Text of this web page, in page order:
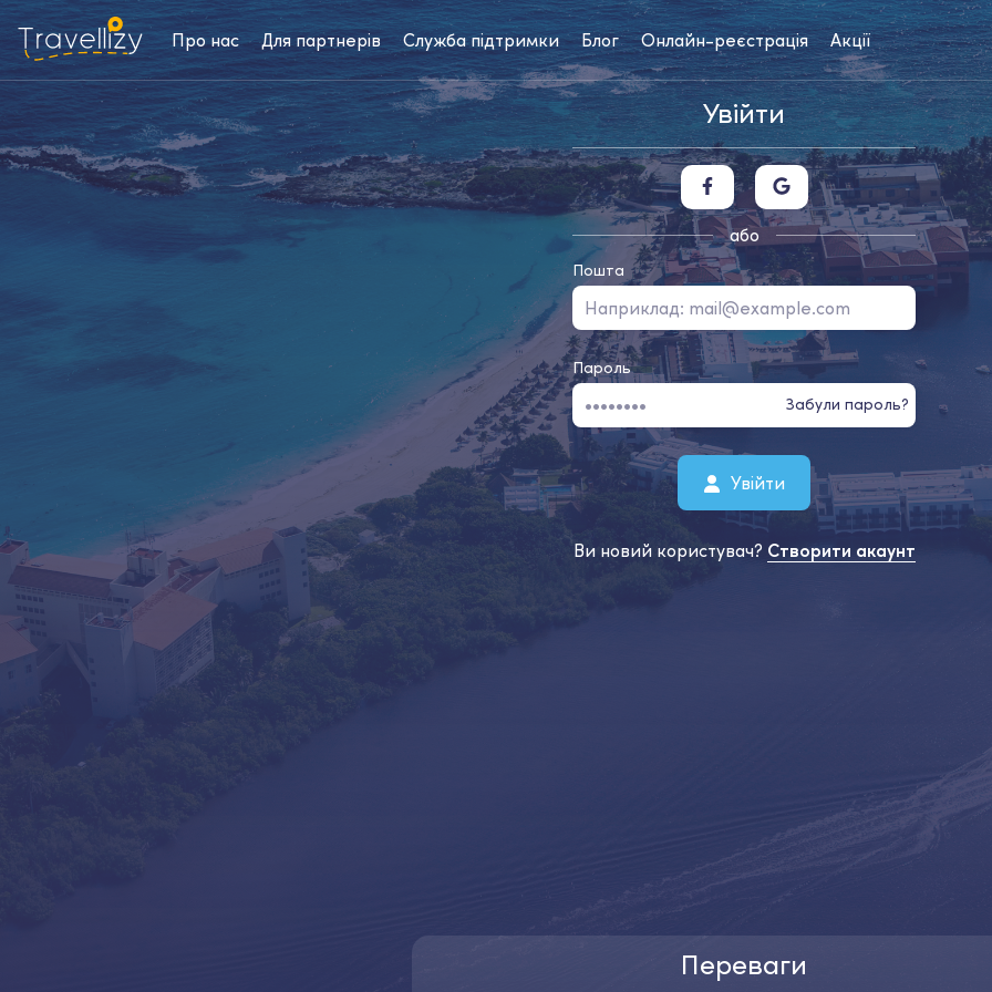
Про нас Для партнерів Служба підтримки Блог Онлайн-реєстрація Акції
Увійти
або
Пошта
Пароль
Забули пароль?
Увійти
Ви новий користувач? Створити акаунт
Переваги